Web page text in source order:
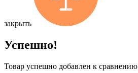
закрыть
Успешно!
Товар успешно добавлен к сравнению